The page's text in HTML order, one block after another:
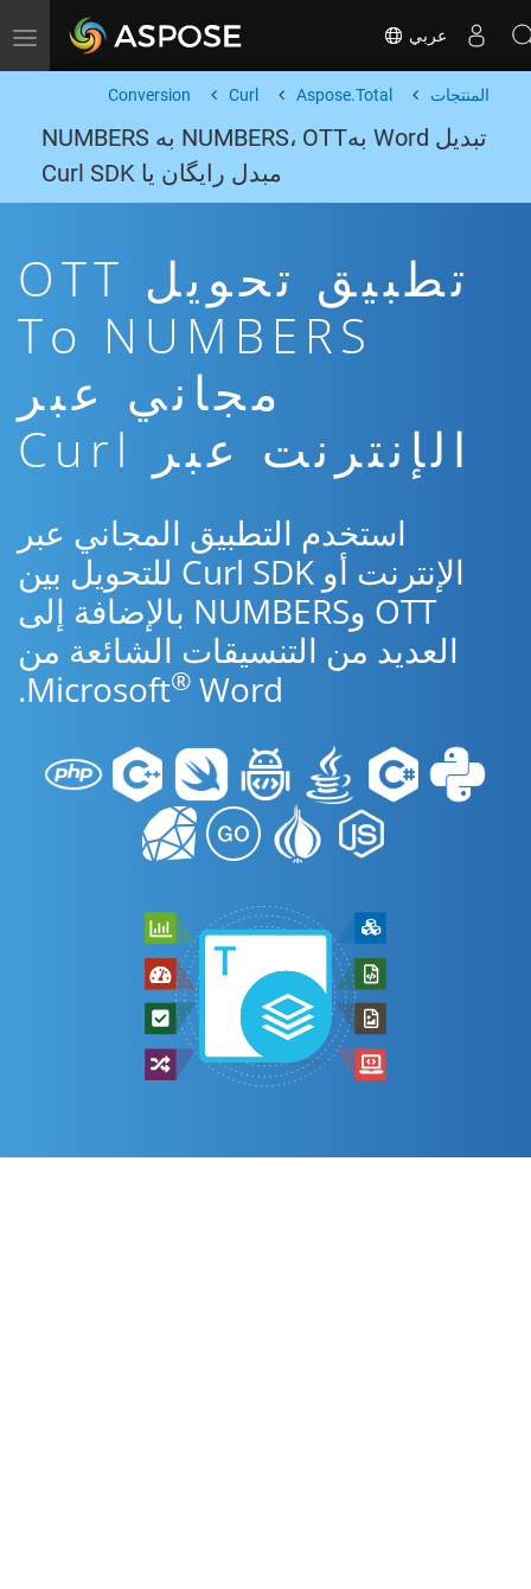
Toggle navigation عربي
المنتجات Aspose.Total
Curl
Conversion
تبدیل Word بهNUMBERS، OTT به NUMBERS
مبدل رایگان یا Curl SDK
تطبيق تحويل OTT
To NUMBERS
مجاني عبر
الإنترنت عبر Curl
استخدم التطبيق المجاني عبر
الإنترنت أو Curl SDK للتحويل بين
OTT وNUMBERS بالإضافة إلى
العديد من التنسيقات الشائعة من
Microsoft® Word.